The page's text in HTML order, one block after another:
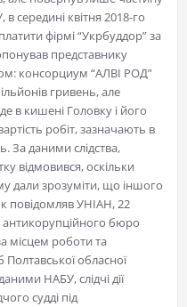
середині квітня 2018-го
фірмі “Укрбуддор” за
представнику
консорциум “АЛВІ РОД”
гривень, але
в кишені Головку і його
робіт, зазначають в
За даними слідства,
відмовився, оскільки
дали зрозуміти, що іншого
повідомляв УНІАН, 22
бюро
місцем роботи та
обласної
НАБУ, слідчі дії
судді під